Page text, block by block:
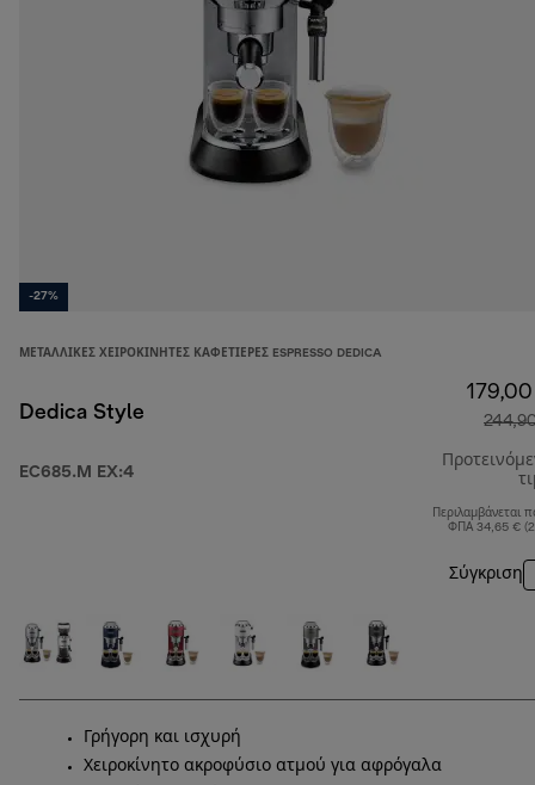
-27%
ΜΕΤΑΛΛΙΚΈΣ ΧΕΙΡΟΚΊΝΗΤΕΣ ΚΑΦΕΤΙΈΡΕΣ ESPRESSO DEDICA
Dedica Style
EC685.M EX:4
Περιλαμβάνεται
ΦΠΑ 34,65 €
Σύγκριση
Γρήγορη και ισχυρή
Χειροκίνητο ακροφύσιο ατμού για αφρόγαλα